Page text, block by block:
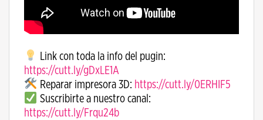
Link con toda la info del pugin:
https://cutt.ly/gDxLE1A
Reparar impresora 3D: https://cutt.ly/0ERHIF5
Suscribirte a nuestro canal:
https://cutt.ly/Frqu24b